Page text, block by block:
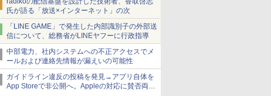
てみた 【テレワークグッズ・ミニレビュー 第
165回】
氏が語る「放送×インターネット」の次
「LINE GAME」で発生した内部識別子の外部送
信について、総務省がLINEヤフーに行政指導
中部電力、社内システムへの不正アクセスでメ
ールおよび連絡先情報が漏えいの可能性
ガイドライン違反の投稿を発見→アプリ自体を
App Storeで非公開へ。Appleの対応に賛否両論